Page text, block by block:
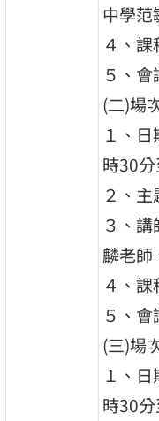
中學范
４、
５、
(二)場
１、
時30
２、
３、
麟老師
４、
５、
(三)場
１、
時30